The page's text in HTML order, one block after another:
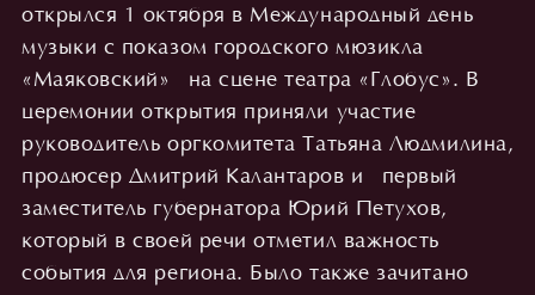
открылся 1 октября в Международный день
музыки c показом городского мюзикла
«Маяковский» на сцене театра «Глобус». В
церемонии открытия приняли участие
руководитель оргкомитета Татьяна Людмилина,
продюсер Дмитрий Калантаров и первый
заместитель губернатора Юрий Петухов,
который в своей речи отметил важность
события для региона. Было также зачитано